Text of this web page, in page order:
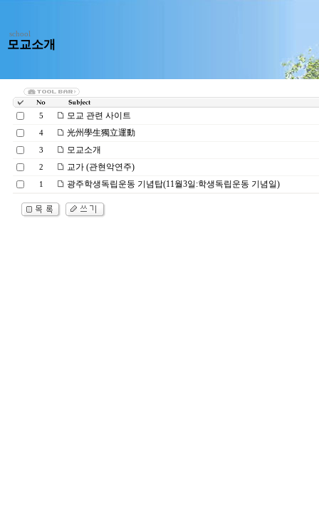
school
모교소개
5 모교 관련 사이트
4 光州學生獨立運動
3 모교소개
2 교가 (관현악연주)
1 광주학생독립운동 기념탑(11월3일:학생독립운동 기념일)